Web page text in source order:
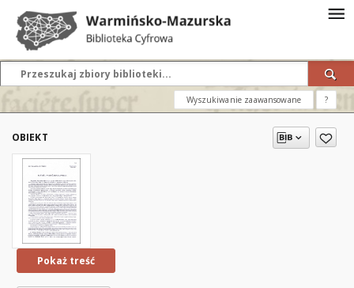
Wyszukiwanie zaawansowane ?
OBIEKT
Pokaż treść